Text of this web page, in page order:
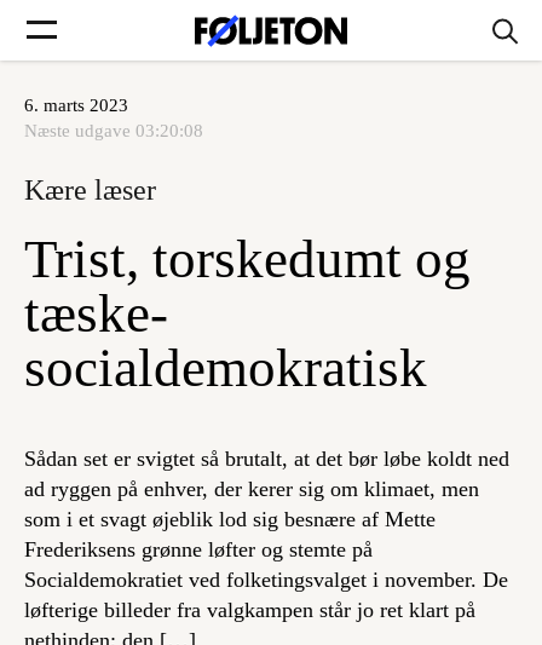
Forsider
Føljetoner
Log ind
6. marts 2023
Næste udgave 03:20:08
Kære læser
Trist, torskedumt og
tæske-
socialdemokratisk
Sådan set er svigtet så brutalt, at det bør løbe koldt ned
ad ryggen på enhver, der kerer sig om klimaet, men
som i et svagt øjeblik lod sig besnære af Mette
Frederiksens grønne løfter og stemte på
Socialdemokratiet ved folketingsvalget i november. De
løfterige billeder fra valgkampen står jo ret klart på